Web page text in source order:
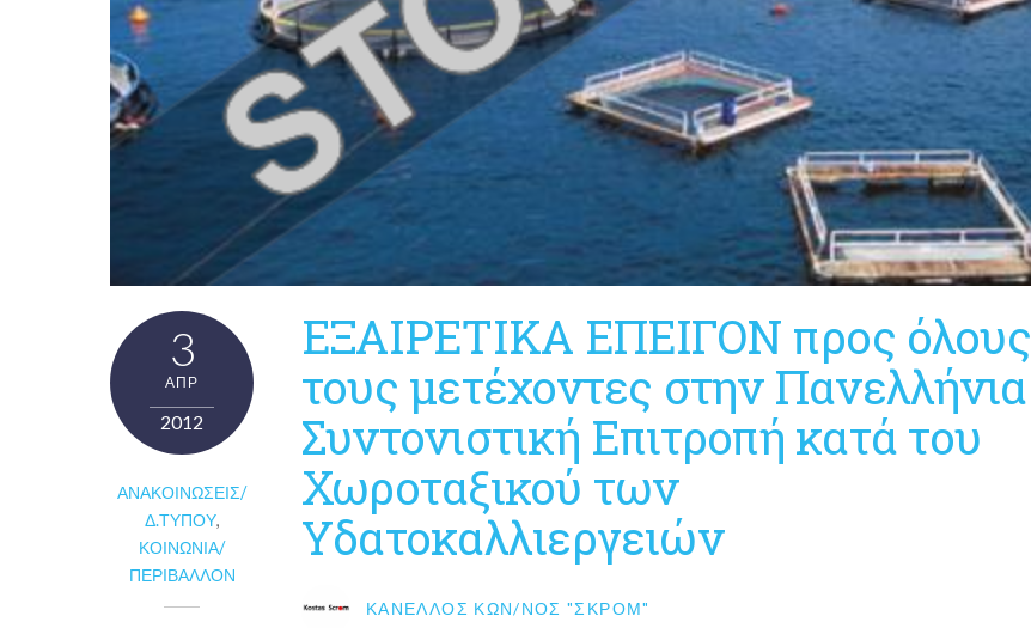
3
ΑΠΡ
2012
ΑΝΑΚΟΙΝΏΣΕΙΣ/
Δ.ΤΎΠΟΥ,
ΚΟΙΝΩΝΊΑ/
ΠΕΡΙΒΆΛΛΟΝ
ΕΞΑΙΡΕΤΙΚΑ ΕΠΕΙΓΟΝ προς όλους
τους μετέχοντες στην Πανελλήνια
Συντονιστική Επιτροπή κατά του
Χωροταξικού των
Υδατοκαλλιεργειών
ΚΑΝΈΛΛΟΣ ΚΩΝ/ΝΟΣ "ΣΚΡΟΜ"